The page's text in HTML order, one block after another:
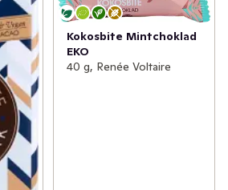
Kokosbite Mintchoklad
EKO
40 g, Renée Voltaire